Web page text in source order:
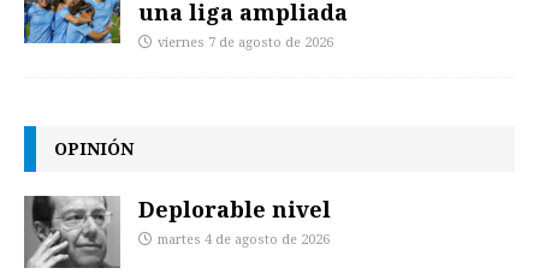
una liga ampliada
viernes 7 de agosto de 2026
OPINIÓN
Deplorable nivel
martes 4 de agosto de 2026